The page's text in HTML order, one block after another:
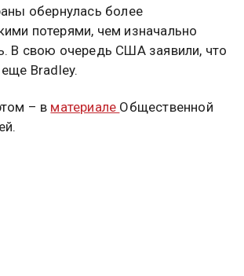
обернулась более
потерями, чем изначально
В свою очередь США заявили, что
Bradley.
– в материале Общественной